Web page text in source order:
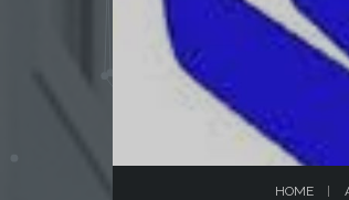
HOME